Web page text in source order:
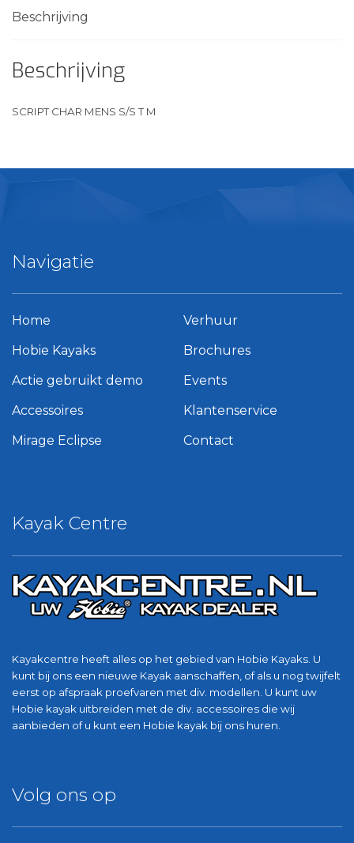
Beschrijving
Beschrijving
SCRIPT CHAR MENS S/S T M
Kayak Centre
Kayakcentre heeft alles op het gebied van Hobie Kayaks. U
kunt bij ons een nieuwe Kayak aanschaffen, of als u nog twijfelt
eerst op afspraak proefvaren met div. modellen. U kunt uw
Hobie kayak uitbreiden met de div. accessoires die wij
aanbieden of u kunt een Hobie kayak bij ons huren.
Navigatie
Home
Hobie Kayaks
Actie gebruikt demo
Accessoires
Mirage Eclipse
Verhuur
Brochures
Events
Klantenservice
Contact
Volg ons op